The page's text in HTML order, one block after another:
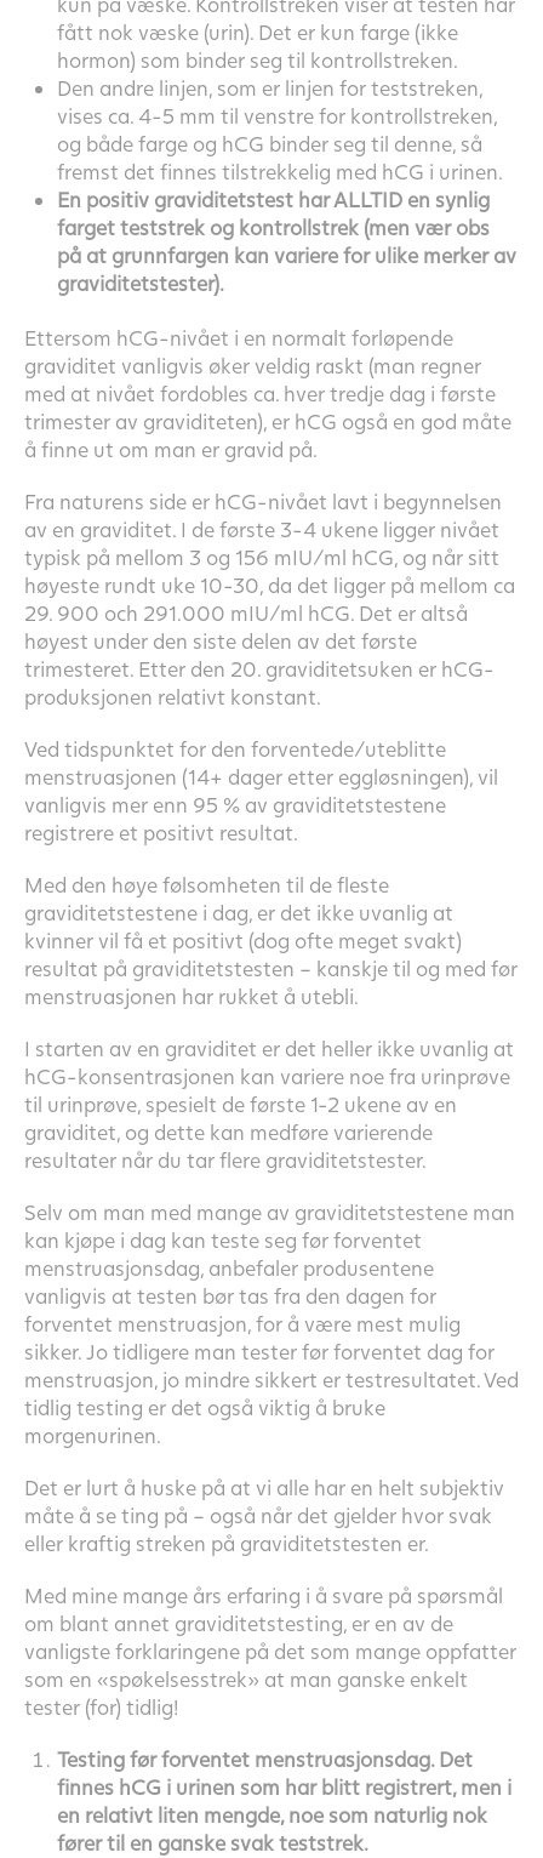
fått nok væske (urin). Det er kun farge (ikke
hormon) som binder seg til kontrollstreken.
Den andre linjen, som er linjen for teststreken,
vises ca. 4-5 mm til venstre for kontrollstreken,
og både farge og hCG binder seg til denne, så
fremst det finnes tilstrekkelig med hCG i urinen.
En positiv graviditetstest har ALLTID en synlig
farget teststrek og kontrollstrek (men vær obs
på at grunnfargen kan variere for ulike merker av
graviditetstester).
Ettersom hCG-nivået i en normalt forløpende
graviditet vanligvis øker veldig raskt (man regner
med at nivået fordobles ca. hver tredje dag i første
trimester av graviditeten), er hCG også en god måte
å finne ut om man er gravid på.
Fra naturens side er hCG-nivået lavt i begynnelsen
av en graviditet. I de første 3-4 ukene ligger nivået
typisk på mellom 3 og 156 mIU/ml hCG, og når sitt
høyeste rundt uke 10-30, da det ligger på mellom ca
29. 900 och 291.000 mIU/ml hCG. Det er altså
høyest under den siste delen av det første
trimesteret. Etter den 20. graviditetsuken er hCG-
produksjonen relativt konstant.
Ved tidspunktet for den forventede/uteblitte
menstruasjonen (14+ dager etter eggløsningen), vil
vanligvis mer enn 95 % av graviditetstestene
registrere et positivt resultat.
Med den høye følsomheten til de fleste
graviditetstestene i dag, er det ikke uvanlig at
kvinner vil få et positivt (dog ofte meget svakt)
resultat på graviditetstesten – kanskje til og med før
menstruasjonen har rukket å utebli.
I starten av en graviditet er det heller ikke uvanlig at
hCG-konsentrasjonen kan variere noe fra urinprøve
til urinprøve, spesielt de første 1-2 ukene av en
graviditet, og dette kan medføre varierende
resultater når du tar flere graviditetstester.
Selv om man med mange av graviditetstestene man
kan kjøpe i dag kan teste seg før forventet
menstruasjonsdag, anbefaler produsentene
vanligvis at testen bør tas fra den dagen for
forventet menstruasjon, for å være mest mulig
sikker. Jo tidligere man tester før forventet dag for
menstruasjon, jo mindre sikkert er testresultatet. Ved
tidlig testing er det også viktig å bruke
morgenurinen.
Det er lurt å huske på at vi alle har en helt subjektiv
måte å se ting på – også når det gjelder hvor svak
eller kraftig streken på graviditetstesten er.
Med mine mange års erfaring i å svare på spørsmål
om blant annet graviditetstesting, er en av de
vanligste forklaringene på det som mange oppfatter
som en «spøkelsesstrek» at man ganske enkelt
tester (for) tidlig!
Testing før forventet menstruasjonsdag. Det
finnes hCG i urinen som har blitt registrert, men i
en relativt liten mengde, noe som naturlig nok
fører til en ganske svak teststrek.